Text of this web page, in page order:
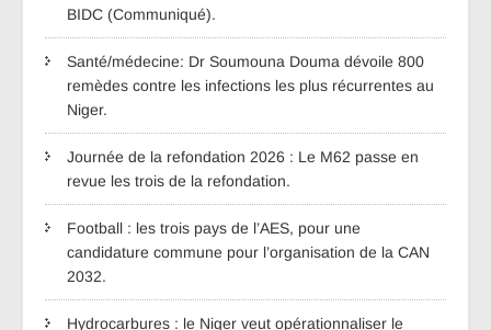
BIDC (Communiqué).
Santé/médecine: Dr Soumouna Douma dévoile 800
remèdes contre les infections les plus récurrentes au
Niger.
Journée de la refondation 2026 : Le M62 passe en
revue les trois de la refondation.
Football : les trois pays de l’AES, pour une
candidature commune pour l’organisation de la CAN
2032.
Hydrocarbures : le Niger veut opérationnaliser le